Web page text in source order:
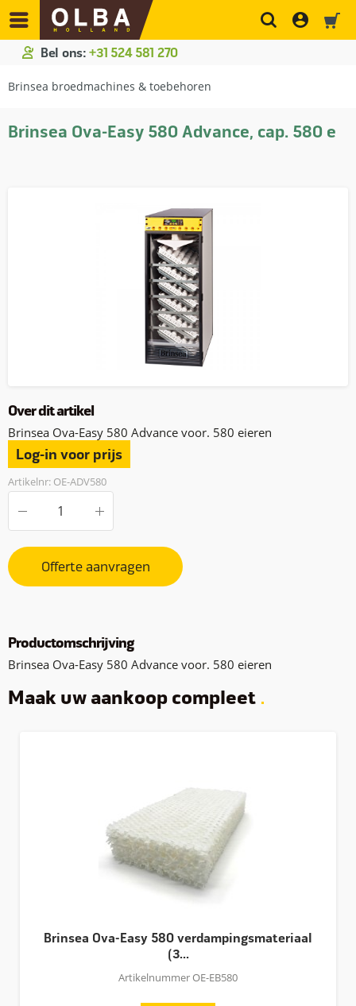
Bel ons: +31 524 581 270
Brinsea broedmachines & toebehoren
Brinsea Ova-Easy 580 Advance, cap. 580 e
Over dit artikel
Brinsea Ova-Easy 580 Advance voor. 580 eieren
Log-in voor prijs
Artikelnr: OE-ADV580
Offerte aanvragen
Productomschrijving
Brinsea Ova-Easy 580 Advance voor. 580 eieren
Maak uw aankoop compleet
Brinsea Ova-Easy 580 verdampingsmateriaal
(3...
Artikelnummer OE-EB580